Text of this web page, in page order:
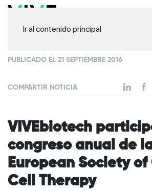
Ir al contenido principal
PUBLICADO EL 21 SEPTIEMBRE 2016
COMPARTIR NOTICIA
VIVEbiotech
congreso anual de
European Society of
Cell Therapy